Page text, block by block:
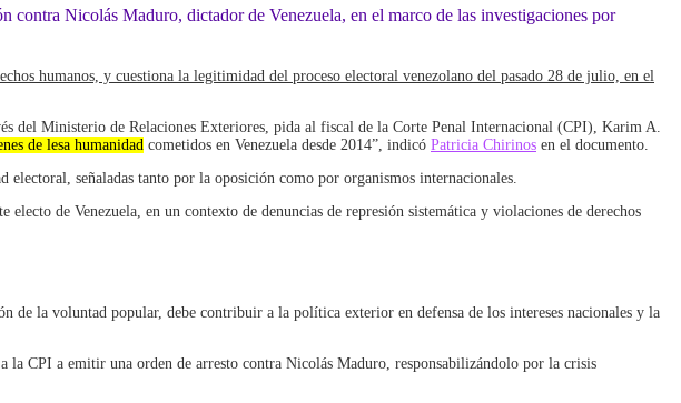
Nicolás Maduro, dictador de Venezuela, en el marco de las investigaciones por
humanos, y cuestiona la legitimidad del proceso electoral venezolano del pasado 28 de julio, en el
del Ministerio de Relaciones Exteriores, pida al fiscal de la Corte Penal Internacional (CPI), Karim A.
de lesa humanidad cometidos en Venezuela desde 2014”, indicó Patricia Chirinos en el documento.
señaladas tanto por la oposición como por organismos internacionales.
de Venezuela, en un contexto de denuncias de represión sistemática y violaciones de derechos
de la voluntad popular, debe contribuir a la política exterior en defensa de los intereses nacionales y la
la CPI a emitir una orden de arresto contra Nicolás Maduro, responsabilizándolo por la crisis